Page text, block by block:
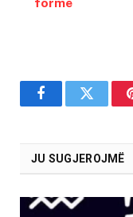
formë
FacebookTwitter
JU SUGJEROJMË